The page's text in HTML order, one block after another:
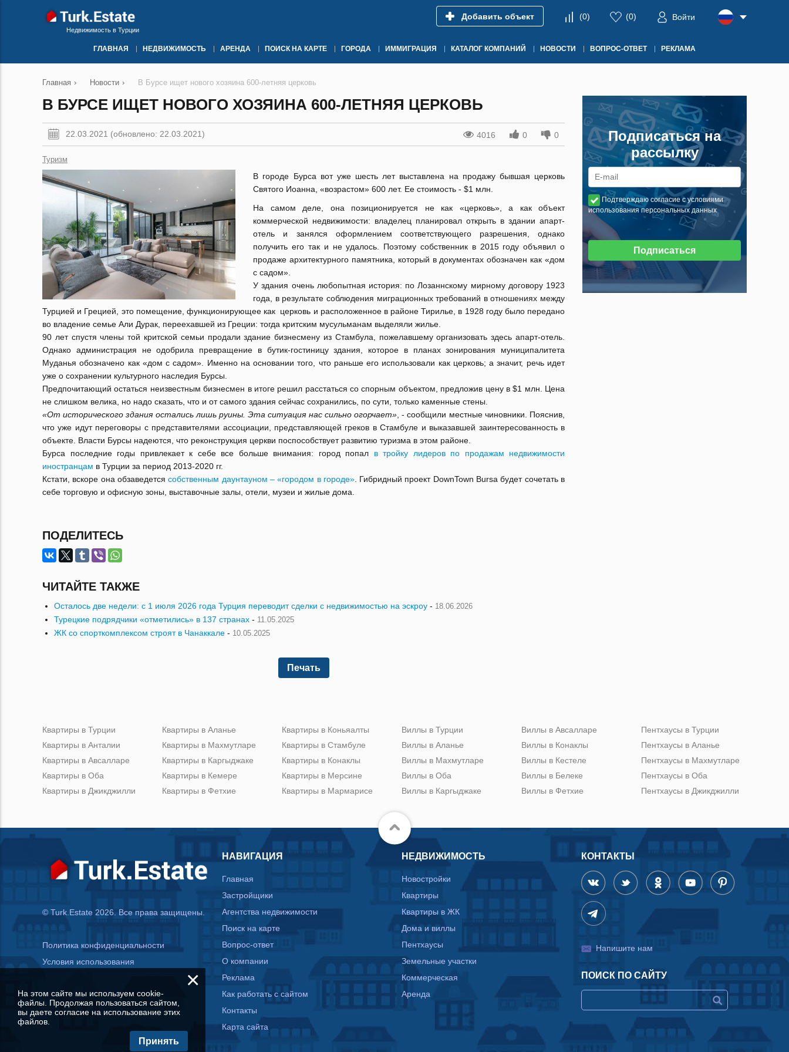
Недвижимость в Турции
Добавить объект (0) (0) Войти
ГЛАВНАЯ НЕДВИЖИМОСТЬ АРЕНДА ПОИСК НА КАРТЕ ГОРОДА ИММИГРАЦИЯ КАТАЛОГ КОМПАНИЙ НОВОСТИ ВОПРОС-ОТВЕТ РЕКЛАМА
Главная › Новости › В Бурсе ищет нового хозяина 600-летняя церковь
В БУРСЕ ИЩЕТ НОВОГО ХОЗЯИНА 600-ЛЕТНЯЯ ЦЕРКОВЬ
22.03.2021 (обновлено: 22.03.2021) 4016 0 0
Туризм
В городе Бурса вот уже шесть лет выставлена на продажу бывшая церковь
Святого Иоанна, «возрастом» 600 лет. Ее стоимость - $1 млн.
На самом деле, она позиционируется не как «церковь», а как объект
коммерческой недвижимости: владелец планировал открыть в здании апарт-
отель и занялся оформлением соответствующего разрешения, однако
получить его так и не удалось. Поэтому собственник в 2015 году объявил о
продаже архитектурного памятника, который в документах обозначен как «дом
с садом».
У здания очень любопытная история: по Лозаннскому мирному договору 1923
года, в результате соблюдения миграционных требований в отношениях между
Турцией и Грецией, это помещение, функционирующее как церковь и расположенное в районе Тирилье, в 1928 году было передано
во владение семье Али Дурак, переехавшей из Греции: тогда критским мусульманам выделяли жилье.
90 лет спустя члены той критской семьи продали здание бизнесмену из Стамбула, пожелавшему организовать здесь апарт-отель.
Однако администрация не одобрила превращение в бутик-гостиницу здания, которое в планах зонирования муниципалитета
Муданья обозначено как «дом с садом». Именно на основании того, что раньше его использовали как церковь; а значит, речь идет
уже о сохранении культурного наследия Бурсы.
Предпочитающий остаться неизвестным бизнесмен в итоге решил расстаться со спорным объектом, предложив цену в $1 млн. Цена
не слишком велика, но надо сказать, что и от самого здания сейчас сохранились, по сути, только каменные стены.
«От исторического здания остались лишь руины. Эта ситуация нас сильно огорчает» , - сообщили местные чиновники. Пояснив,
что уже идут переговоры с представителями ассоциации, представляющей греков в Стамбуле и выказавшей заинтересованность в
объекте. Власти Бурсы надеются, что реконструкция церкви поспособствует развитию туризма в этом районе.
Бурса последние годы привлекает к себе все больше внимания: город попал в тройку лидеров по продажам недвижимости
иностранцам в Турции за период 2013-2020 гг.
Кстати, вскоре она обзаведетсясобственным даунтауном – «городом в городе». Гибридный проект DownTown Bursa будет сочетать в
себе торговую и офисную зоны, выставочные залы, отели, музеи и жилые дома.
ПОДЕЛИТЕСЬ
ЧИТАЙТЕ ТАКЖЕ
Осталось две недели: с 1 июля 2026 года Турция переводит сделки с недвижимостью на эскроу - 18.06.2026
Турецкие подрядчики «отметились» в 137 странах - 11.05.2025
ЖК со спорткомплексом строят в Чанаккале - 10.05.2025
Печать
Подписаться на
рассылку
Подтверждаю согласие с условиями
использования персональных данных
Подписаться
Квартиры в Турции
Квартиры в Анталии
Квартиры в Авсалларе
Квартиры в Оба
Квартиры в Джикджилли
Квартиры в Аланье
Квартиры в Махмутларе
Квартиры в Каргыджаке
Квартиры в Кемере
Квартиры в Фетхие
Квартиры в Коньяалты
Квартиры в Стамбуле
Квартиры в Конаклы
Квартиры в Мерсине
Квартиры в Мармарисе
Виллы в Турции
Виллы в Аланье
Виллы в Махмутларе
Виллы в Оба
Виллы в Каргыджаке
Виллы в Авсалларе
Виллы в Конаклы
Виллы в Кестеле
Виллы в Белеке
Виллы в Фетхие
Пентхаусы в Турции
Пентхаусы в Аланье
Пентхаусы в Махмутларе
Пентхаусы в Оба
Пентхаусы в Джикджилли
© Turk.Estate 2026. Все права защищены.
Политика конфиденциальности
Условия использования
НАВИГАЦИЯ
Главная
Застройщики
Агентства недвижимости
Поиск на карте
Вопрос-ответ
О компании
Реклама
Как работать с сайтом
Контакты
Карта сайта
НЕДВИЖИМОСТЬ
Новостройки
Квартиры
Квартиры в ЖК
Дома и виллы
Пентхаусы
Земельные участки
Коммерческая
Аренда
КОНТАКТЫ
Напишите нам
ПОИСК ПО САЙТУ
×
На этом сайте мы используем cookie-
файлы. Продолжая пользоваться сайтом,
вы даете согласие на использование этих
файлов.
Принять